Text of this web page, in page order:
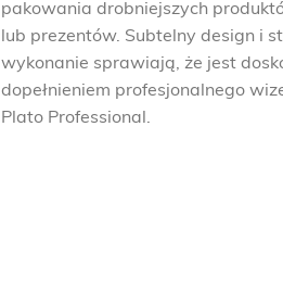
pakowania drobniejszych
lub prezentów. Subtelny design i
wykonanie sprawiają, że jest
dopełnieniem profesjonalnego
Plato Professional.